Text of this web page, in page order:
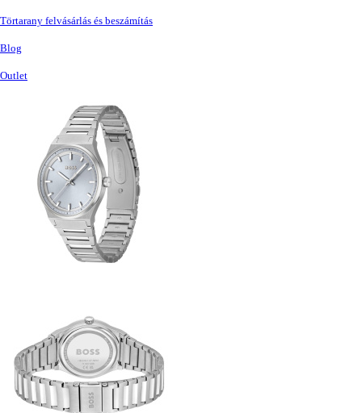
Törtarany felvásárlás és beszámítás
Blog
Outlet